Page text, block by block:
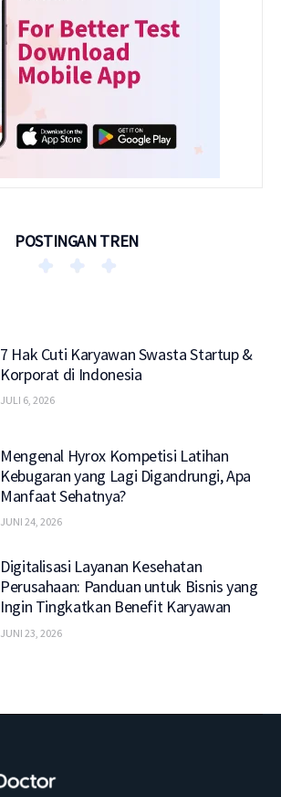
POSTINGAN TREN
7 Hak Cuti Karyawan Swasta Startup &
Korporat di Indonesia
JULI 6, 2026
Mengenal Hyrox Kompetisi Latihan
Kebugaran yang Lagi Digandrungi, Apa
Manfaat Sehatnya?
JUNI 24, 2026
Digitalisasi Layanan Kesehatan
Perusahaan: Panduan untuk Bisnis yang
Ingin Tingkatkan Benefit Karyawan
JUNI 23, 2026